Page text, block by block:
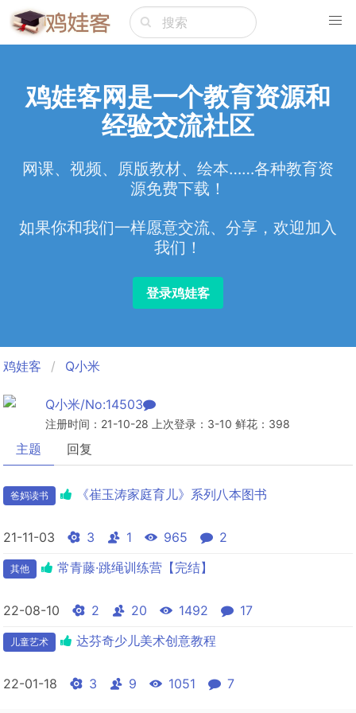
鸡娃客网是一个教育资源和
经验交流社区
网课、视频、原版教材、绘本……各种教育资
源免费下载！
如果你和我们一样愿意交流、分享，欢迎加入
我们！
登录鸡娃客
鸡娃客 Q小米
Q小米/No:14503
注册时间：21-10-28 上次登录：3-10 鲜花：398
主题 回复
爸妈读书 《崔玉涛家庭育儿》系列八本图书
21-11-03 3 1 965 2
其他 常青藤·跳绳训练营【完结】
22-08-10 2 20 1492 17
儿童艺术 达芬奇少儿美术创意教程
22-01-18 3 9 1051 7